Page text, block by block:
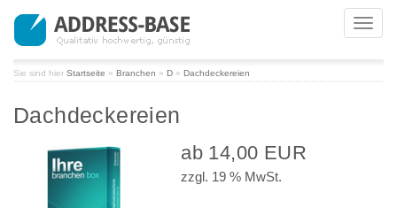
Sie sind hier Startseite » Branchen » D » Dachdeckereien
Dachdeckereien
ab 14,00 EUR
zzgl. 19 % MwSt.